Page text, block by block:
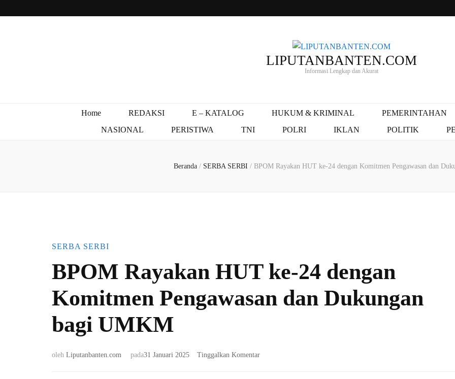
LIPUTANBANTEN.COM
Informasi Lengkap dan Akurat
Home REDAKSI E – KATALOG HUKUM & KRIMINAL
PEMERINTAHAN
NASIONAL
PERISTIWA TNI POLRI IKLAN POLITIK
Beranda / SERBA SERBI / BPOM Rayakan HUT ke-24 dengan Komitmen Pengawasan dan
SERBA SERBI
BPOM Rayakan HUT ke-24 dengan
Komitmen Pengawasan dan Dukungan
bagi UMKM
oleh Liputanbanten.com pada31 Januari 2025 Tinggalkan Komentarpada